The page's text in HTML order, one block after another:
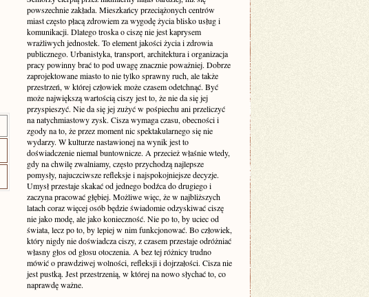
powszechnie zakłada. Mieszkańcy przeciążonych centrów
miast często płacą zdrowiem za wygodę życia blisko usług i
komunikacji. Dlatego troska o ciszę nie jest kaprysem
wrażliwych jednostek. To element jakości życia i zdrowia
publicznego. Urbanistyka, transport, architektura i organizacja
pracy powinny brać to pod uwagę znacznie poważniej. Dobrze
zaprojektowane miasto to nie tylko sprawny ruch, ale także
przestrzeń, w której człowiek może czasem odetchnąć. Być
może największą wartością ciszy jest to, że nie da się jej
przyspieszyć. Nie da się jej zużyć w pośpiechu ani przeliczyć
na natychmiastowy zysk. Cisza wymaga czasu, obecności i
zgody na to, że przez moment nic spektakularnego się nie
wydarzy. W kulturze nastawionej na wynik jest to
doświadczenie niemal buntownicze. A przecież właśnie wtedy,
gdy na chwilę zwalniamy, często przychodzą najlepsze
pomysły, najuczciwsze refleksje i najspokojniejsze decyzje.
Umysł przestaje skakać od jednego bodźca do drugiego i
zaczyna pracować głębiej. Możliwe więc, że w najbliższych
latach coraz więcej osób będzie świadomie odzyskiwać ciszę
nie jako modę, ale jako konieczność. Nie po to, by uciec od
świata, lecz po to, by lepiej w nim funkcjonować. Bo człowiek,
który nigdy nie doświadcza ciszy, z czasem przestaje odróżniać
własny głos od głosu otoczenia. A bez tej różnicy trudno
mówić o prawdziwej wolności, refleksji i dojrzałości. Cisza nie
jest pustką. Jest przestrzenią, w której na nowo słychać to, co
naprawdę ważne.